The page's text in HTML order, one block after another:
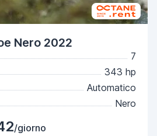
Nero 2022
7
343 hp
Automatico
Nero
/giorno